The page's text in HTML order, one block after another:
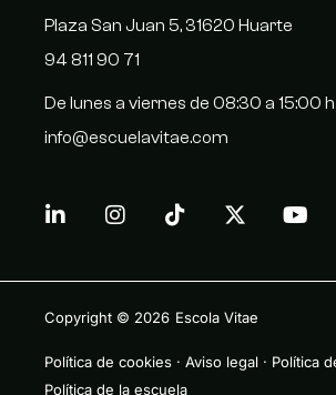
Plaza San Juan 5, 31620 Huarte
94 811 90 71
De lunes a viernes de 08:30 a 15:00 h
info@escuelavitae.com
Copyright © 2026 Escola Vitae
Política de cookies · Aviso legal · Política
Política de la escuela